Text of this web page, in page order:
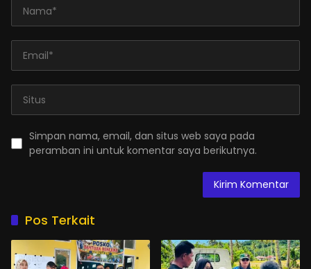
Simpan nama, email, dan situs web saya pada
peramban ini untuk komentar saya berikutnya.
Pos Terkait